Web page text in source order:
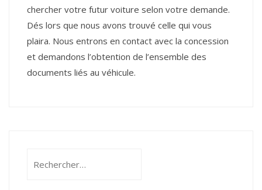
chercher votre futur voiture selon votre demande.
Dés lors que nous avons trouvé celle qui vous
plaira. Nous entrons en contact avec la concession
et demandons l’obtention de l’ensemble des
documents liés au véhicule.